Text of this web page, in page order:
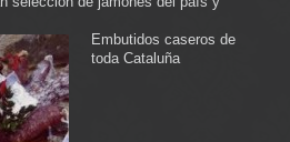
Embutidos caseros de
toda Cataluña